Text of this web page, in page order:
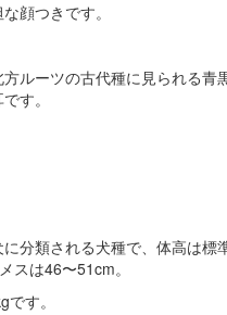
顔つきです。
ルーツの古代種に見られる青
す。
分類される犬種で、体高は標
スは46〜51cm。
す。